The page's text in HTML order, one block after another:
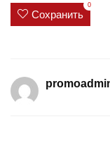
Сохранить
0